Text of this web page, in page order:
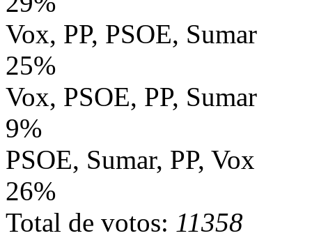
Vox, PP, PSOE, Sumar
25%
Vox, PSOE, PP, Sumar
9%
PSOE, Sumar, PP, Vox
26%
Total de votos: 11358